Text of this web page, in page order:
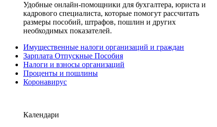
Удобные онлайн-помощники для бухгалтера, юриста и
кадрового специалиста, которые помогут рассчитать
размеры пособий, штрафов, пошлин и других
необходимых показателей.
Имущественные налоги организаций и граждан
Зарплата Отпускные Пособия
Налоги и взносы организаций
Проценты и пошлины
Коронавирус
Календари